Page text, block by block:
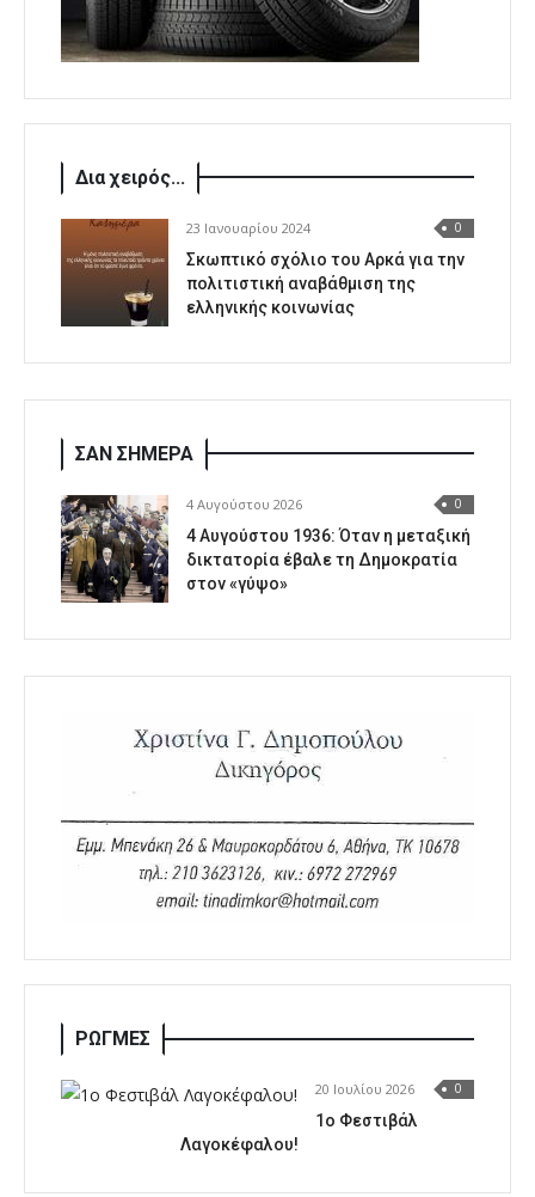
Δια χειρός...
23 Ιανουαρίου 2024 0
Σκωπτικό σχόλιο του Αρκά για την
πολιτιστική αναβάθμιση της
ελληνικής κοινωνίας
ΣΑΝ ΣΗΜΕΡΑ
4 Αυγούστου 2026 0
4 Αυγούστου 1936: Όταν η μεταξική
δικτατορία έβαλε τη Δημοκρατία
στον «γύψο»
ΡΩΓΜΕΣ
20 Ιουλίου 2026 0
1o Φεστιβάλ
Λαγοκέφαλου!